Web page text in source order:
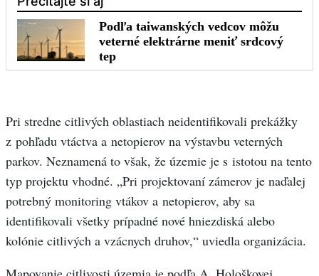
Pri stredne citlivých oblastiach neidentifikovali prekážky
z pohľadu vtáctva a netopierov na výstavbu veterných
parkov. Neznamená to však, že územie je s istotou na tento
typ projektu vhodné. „Pri projektovaní zámerov je naďalej
potrebný monitoring vtákov a netopierov, aby sa
identifikovali všetky prípadné nové hniezdiská alebo
kolónie citlivých a vzácnych druhov,“ uviedla organizácia.